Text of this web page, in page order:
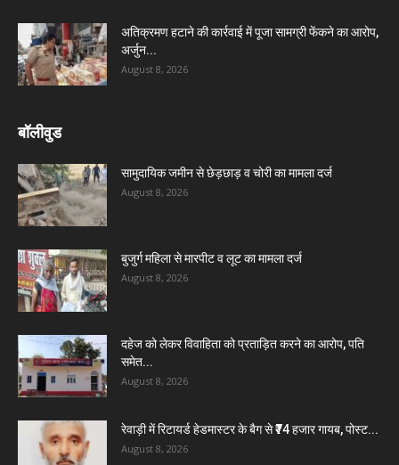
अतिक्रमण हटाने की कार्रवाई में पूजा सामग्री फेंकने का आरोप,
अर्जुन...
August 8, 2026
बॉलीवुड
सामुदायिक जमीन से छेड़छाड़ व चोरी का मामला दर्ज
August 8, 2026
बुजुर्ग महिला से मारपीट व लूट का मामला दर्ज
August 8, 2026
दहेज को लेकर विवाहिता को प्रताड़ित करने का आरोप, पति
समेत...
August 8, 2026
रेवाड़ी में रिटायर्ड हेडमास्टर के बैग से ₹74 हजार गायब, पोस्ट...
August 8, 2026